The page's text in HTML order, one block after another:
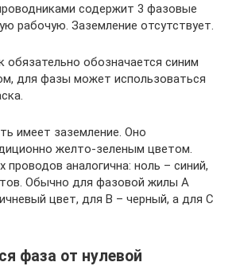
содержит 3 фазовые
рабочую. Заземление отсутствует.
обязательно обозначается синим
для фазы может использоваться
имеет заземление. Оно
желто-зеленым цветом.
проводов аналогична: ноль – синий,
Обычно для фазовой жилы А
цвет, для В – черный, а для С
фаза от нулевой